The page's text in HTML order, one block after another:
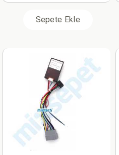
Sepete Ekle